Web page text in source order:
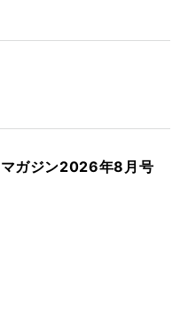
ガジン2026年8月号